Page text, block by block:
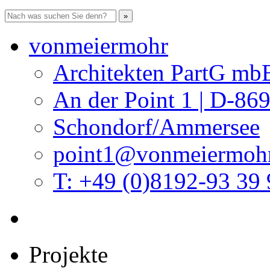
vonmeiermohr
Architekten PartG
An der Point 1 | D-
Schondorf/Ammersee
T: +49 (0)8192-93 39
Projekte